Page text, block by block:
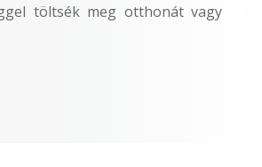
töltsék meg otthonát vagy